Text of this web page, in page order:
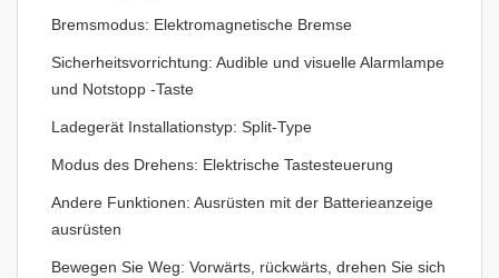
Bremsmodus: Elektromagnetische Bremse
Sicherheitsvorrichtung: Audible und visuelle Alarmlampe
und Notstopp -Taste
Ladegerät Installationstyp: Split-Type
Modus des Drehens: Elektrische Tastesteuerung
Andere Funktionen: Ausrüsten mit der Batterieanzeige
ausrüsten
Bewegen Sie Weg: Vorwärts, rückwärts, drehen Sie sich